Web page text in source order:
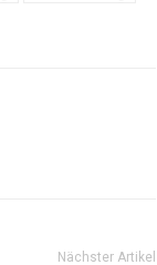
Nächster Artikel